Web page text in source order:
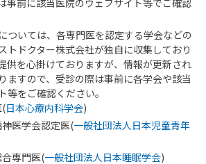
事前に該当医院のウェブサイト等でご確認
ついては、各専門医を認定する学会などの
トドクター株式会社が独自に収集しており
供を心掛けておりますが、情報が更新され
ますので、受診の際は事前に各学会や該当
等をご確認ください。
(日本心療内科学会)
医学会認定医(一般社団法人日本児童青年
専門医(一般社団法人日本睡眠学会)